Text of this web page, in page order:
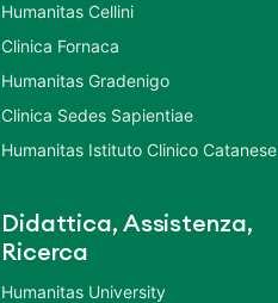
Humanitas Cellini
Clinica Fornaca
Humanitas Gradenigo
Clinica Sedes Sapientiae
Humanitas Istituto Clinico Catanese
Didattica, Assistenza,
Ricerca
Humanitas University